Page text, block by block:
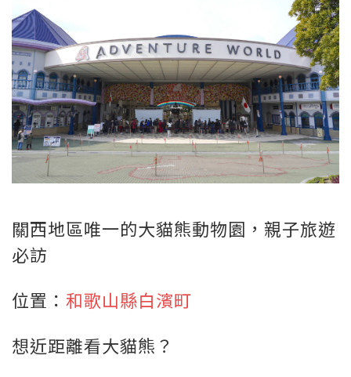
關西地區唯一的大貓熊動物園，親子旅遊
必訪
位置： 和歌山縣白濱町
想近距離看大貓熊？